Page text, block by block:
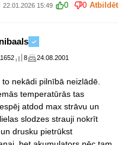
22.01.2026 15:49 0 0 Atbildēt
8 24.08.2001
nekādi pilnībā neizlādē.
temperatūrās tas
atdod max strāvu un
slodzes strauji nokrīt
drusku pietrūkst